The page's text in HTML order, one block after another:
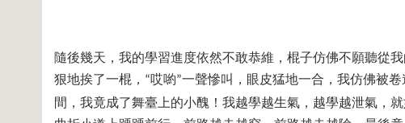
隨後幾天，我的學習進度依然不敢恭維，棍子仿佛不願聽從
狠地挨了一棍， “哎喲”一聲慘叫，眼皮猛地一合，我仿佛被
間，我竟成了舞臺上的小醜！我越學越生氣，越學越泄氣，